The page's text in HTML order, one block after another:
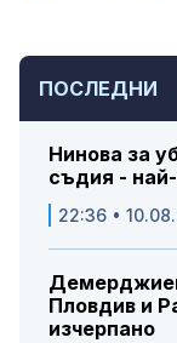
ПОСЛЕДНИ
Нинова за
съдия -
22:36 •
Пловдив и
изчерпано